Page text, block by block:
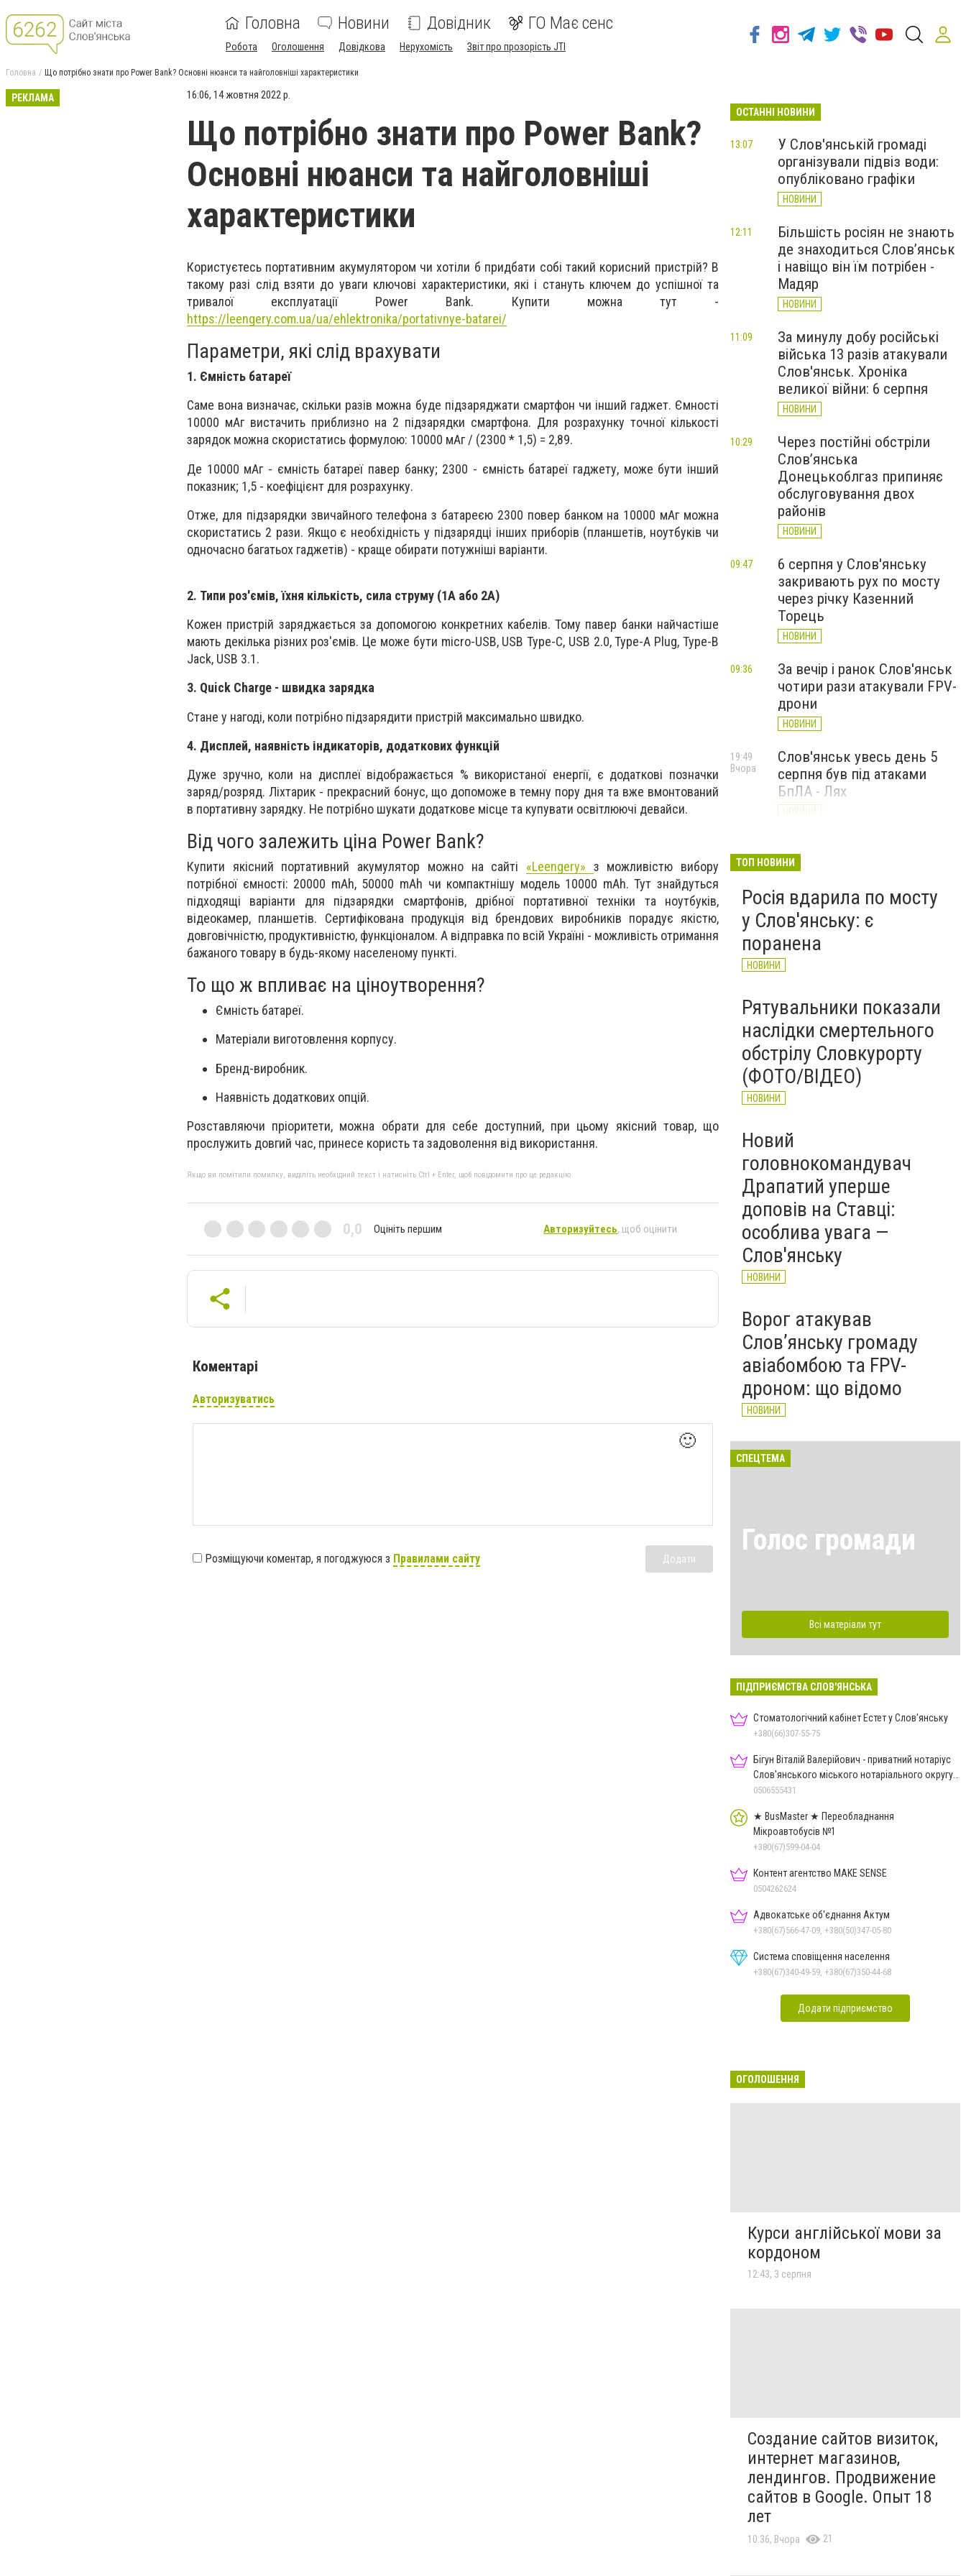
Головна Новини Довідник ГО Має сенс
Робота Оголошення Довідкова Нерухомість Звіт про прозорість JTI
Головна Що потрібно знати про Power Bank? Основні нюанси та найголовніші характеристики
РЕКЛАМА 16:06, 14 жовтня 2022 р.
Що потрібно знати про Power Bank?
Основні нюанси та найголовніші
характеристики
Користуєтесь портативним акумулятором чи хотіли б придбати собі такий корисний пристрій? В
такому разі слід взяти до уваги ключові характеристики, які і стануть ключем до успішної та
тривалої експлуатації Power Bank. Купити можна тут -
https://leengery.com.ua/ua/ehlektronika/portativnye-batarei/
Параметри, які слід врахувати
1. Ємність батареї
Саме вона визначає, скільки разів можна буде підзаряджати смартфон чи інший гаджет. Ємності
10000 мАг вистачить приблизно на 2 підзарядки смартфона. Для розрахунку точної кількості
зарядок можна скористатись формулою: 10000 мАг / (2300 * 1,5) = 2,89.
Де 10000 мАг - ємність батареї павер банку; 2300 - ємність батареї гаджету, може бути інший
показник; 1,5 - коефіцієнт для розрахунку.
Отже, для підзарядки звичайного телефона з батареєю 2300 повер банком на 10000 мАг можна
скористатись 2 рази. Якщо є необхідність у підзарядці інших приборів (планшетів, ноутбуків чи
одночасно багатьох гаджетів) - краще обирати потужніші варіанти.
2. Типи роз'ємів, їхня кількість, сила струму (1А або 2А)
Кожен пристрій заряджається за допомогою конкретних кабелів. Тому павер банки найчастіше
мають декілька різних роз'ємів. Це може бути micro-USB, USB Type-C, USB 2.0, Type-A Plug, Type-B
Jack, USB 3.1.
3. Quick Charge - швидка зарядка
Стане у нагоді, коли потрібно підзарядити пристрій максимально швидко.
4. Дисплей, наявність індикаторів, додаткових функцій
Дуже зручно, коли на дисплеї відображається % використаної енергії, є додаткові позначки
заряд/розряд. Ліхтарик - прекрасний бонус, що допоможе в темну пору дня та вже вмонтований
в портативну зарядку. Не потрібно шукати додаткове місце та купувати освітлюючі девайси.
Від чого залежить ціна Power Bank?
Купити якісний портативний акумулятор можно на сайті «Leengery» з можливістю вибору
потрібної ємності: 20000 mAh, 50000 mAh чи компактнішу модель 10000 mAh. Тут знайдуться
підходящі варіанти для підзарядки смартфонів, дрібної портативної техніки та ноутбуків,
відеокамер, планшетів. Сертифікована продукція від брендових виробників порадує якістю,
довговічністю, продуктивністю, функціоналом. А відправка по всій Україні - можливість отримання
бажаного товару в будь-якому населеному пункті.
То що ж впливає на ціноутворення?
Ємність батареї.
Матеріали виготовлення корпусу.
Бренд-виробник.
Наявність додаткових опцій.
Розставляючи пріоритети, можна обрати для себе доступний, при цьому якісний товар, що
прослужить довгий час, принесе користь та задоволення від використання.
Якщо ви помітили помилку, виділіть необхідний текст і натисніть Ctrl + Enter, щоб повідомити про це редакцію
0,0 Оцініть першим Авторизуйтесь, щоб оцінити
Коментарі
Авторизуватись
🙂
Розміщуючи коментар, я погоджуюся з Правилами сайту Додати
ОСТАННІ НОВИНИ
У Слов'янській громаді
організували підвіз води:
опубліковано графіки
НОВИНИ
13:07
Більшість росіян не знають
де знаходиться Слов’янськ
і навіщо він їм потрібен -
Мадяр
НОВИНИ
12:11
За минулу добу російські
війська 13 разів атакували
Слов'янськ. Хроніка
великої війни: 6 серпня
НОВИНИ
11:09
Через постійні обстріли
Слов’янська
Донецькоблгаз припиняє
обслуговування двох
районів
НОВИНИ
10:29
6 серпня у Слов'янську
закривають рух по мосту
через річку Казенний
Торець
НОВИНИ
09:47
За вечір і ранок Слов'янськ
чотири рази атакували FPV-
дрони
НОВИНИ
09:36
Слов'янськ увесь день 5
серпня був під атаками
БпЛА - Лях
НОВИНИ
19:49
Вчора
БПЛа влучив у
центрі міста (ФОТО)
НОВИНИ
Вчора
ТОП НОВИНИ
Росія вдарила по мосту
у Слов'янську: є
поранена
НОВИНИ
Рятувальники показали
наслідки смертельного
обстрілу Словкурорту
(ФОТО/ВІДЕО)
НОВИНИ
Новий
головнокомандувач
Драпатий уперше
доповів на Ставці:
особлива увага —
Слов'янську
НОВИНИ
Ворог атакував
Слов’янську громаду
авіабомбою та FPV-
дроном: що відомо
НОВИНИ
СПЕЦТЕМА
Голос громади
Всі матеріали тут
ПІДПРИЄМСТВА СЛОВ'ЯНСЬКА
Стоматологічний кабінет Естет у Слов'янську
+380(66)307-55-75
Бігун Віталій Валерійович - приватний нотаріус
Слов'янського міського нотаріального округу
Дон.обл.
0506555431
★ BusMaster ★ Переобладнання
Мікроавтобусів №1
+380(67)599-04-04
Контент агентство MAKE SENSE
0504262624
Адвокатське об'єднання Актум
+380(67)566-47-09, +380(50)347-05-80
Система сповіщення населення
+380(67)340-49-59, +380(67)350-44-68
Додати підприємство
ОГОЛОШЕННЯ
Курси англійської мови за
кордоном
12:43, 3 серпня
Создание сайтов визиток,
интернет магазинов,
лендингов. Продвижение
сайтов в Google. Опыт 18
лет
10:36, Вчора 21